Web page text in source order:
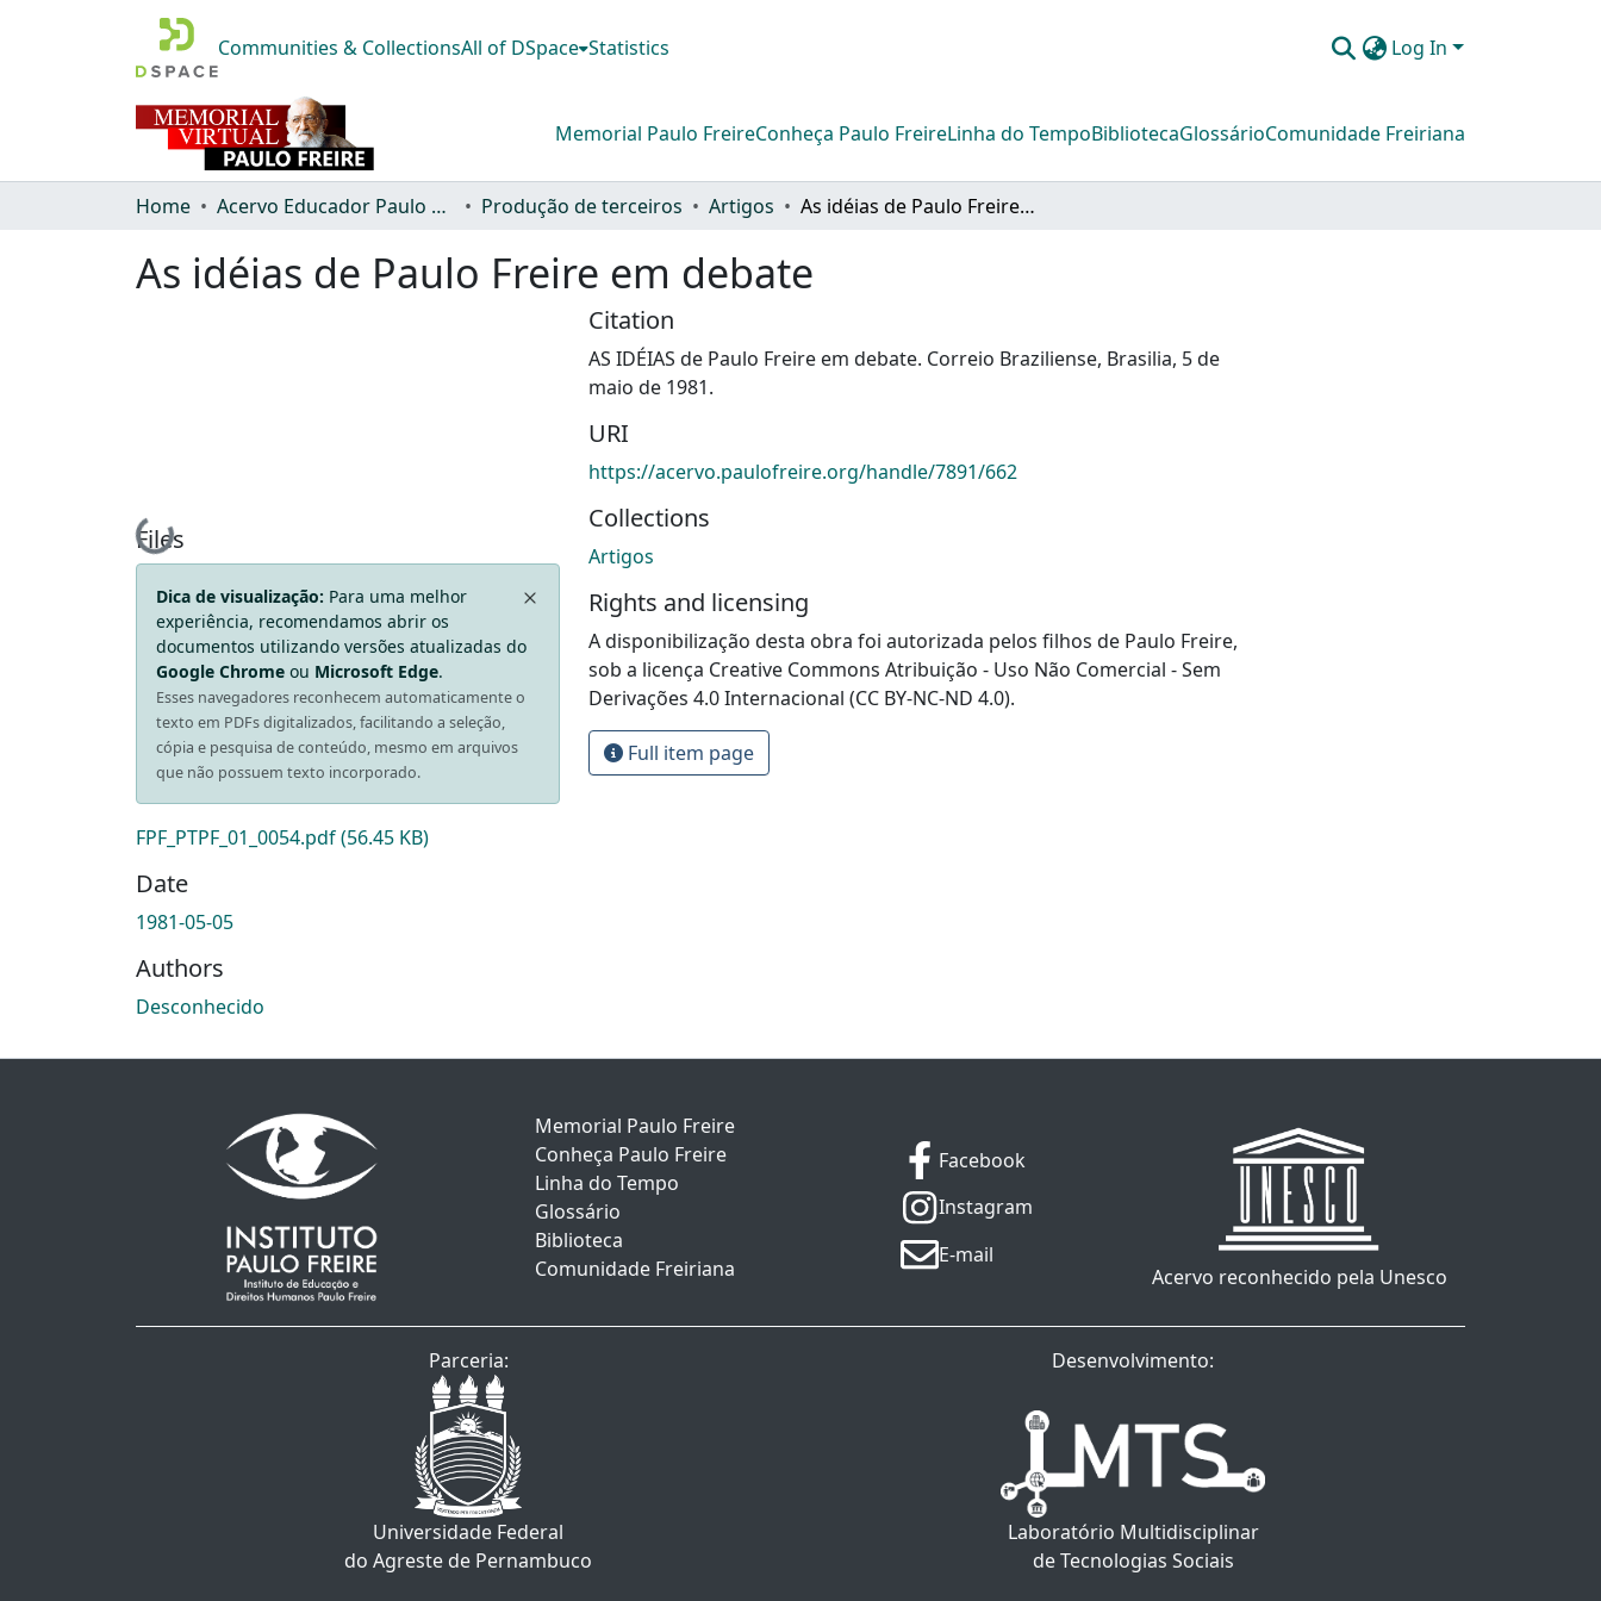
Communities & CollectionsAll of DSpace Statistics Log In
Memorial Paulo FreireConheça Paulo FreireLinha do TempoBibliotecaGlossárioComunidade Freiriana
Home Acervo Educador Paulo Freire Produção de terceiros Artigos As idéias de Paulo Freire em debate
As idéias de Paulo Freire em debate
Loading...
Files
Dica de visualização: Para uma melhor
experiência, recomendamos abrir os
documentos utilizando versões atualizadas do
Google Chrome ou Microsoft Edge.
Esses navegadores reconhecem automaticamente o
texto em PDFs digitalizados, facilitando a seleção,
cópia e pesquisa de conteúdo, mesmo em arquivos
que não possuem texto incorporado.
FPF_PTPF_01_0054.pdf(56.45 KB)
Date
1981-05-05
Authors
Desconhecido
Citation
AS IDÉIAS de Paulo Freire em debate. Correio Braziliense, Brasilia, 5 de
maio de 1981.
URI
https://acervo.paulofreire.org/handle/7891/662
Collections
Artigos
Rights and licensing
A disponibilização desta obra foi autorizada pelos filhos de Paulo Freire,
sob a licença Creative Commons Atribuição - Uso Não Comercial - Sem
Derivações 4.0 Internacional (CC BY-NC-ND 4.0).
Full item page
Memorial Paulo Freire
Conheça Paulo Freire
Linha do Tempo
Glossário
Biblioteca
Comunidade Freiriana
Facebook
Instagram
E-mail
Acervo reconhecido pela Unesco
Parceria:
Universidade Federal
do Agreste de Pernambuco
Desenvolvimento:
Laboratório Multidisciplinar
de Tecnologias Sociais